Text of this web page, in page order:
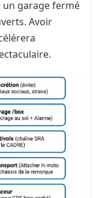
garage fermé
Avoir